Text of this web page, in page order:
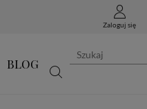
Zaloguj się
BLOG